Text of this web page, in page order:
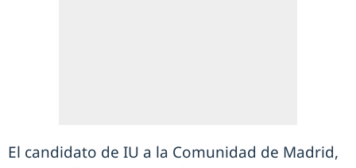
El candidato de IU a la Comunidad de Madrid,